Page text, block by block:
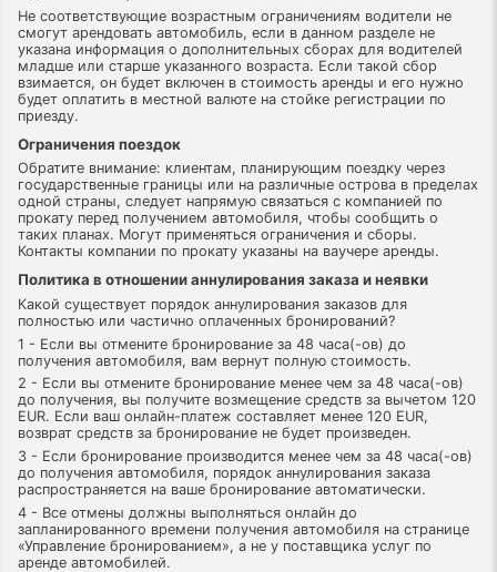
Не соответствующие возрастным ограничениям водители не
смогут арендовать автомобиль, если в данном разделе не
указана информация о дополнительных сборах для водителей
младше или старше указанного возраста. Если такой сбор
взимается, он будет включен в стоимость аренды и его нужно
будет оплатить в местной валюте на стойке регистрации по
приезду.
Ограничения поездок
Обратите внимание: клиентам, планирующим поездку через
государственные границы или на различные острова в пределах
одной страны, следует напрямую связаться с компанией по
прокату перед получением автомобиля, чтобы сообщить о
таких планах. Могут применяться ограничения и сборы.
Контакты компании по прокату указаны на ваучере аренды.
Политика в отношении аннулирования заказа и неявки
Какой существует порядок аннулирования заказов для
полностью или частично оплаченных бронирований?
1 - Если вы отмените бронирование за 48 часа(-ов) до
получения автомобиля, вам вернут полную стоимость.
2 - Если вы отмените бронирование менее чем за 48 часа(-ов)
до получения, вы получите возмещение средств за вычетом 120
EUR. Если ваш онлайн-платеж составляет менее 120 EUR,
возврат средств за бронирование не будет произведен.
3 - Если бронирование производится менее чем за 48 часа(-ов)
до получения автомобиля, порядок аннулирования заказа
распространяется на ваше бронирование автоматически.
4 - Все отмены должны выполняться онлайн до
запланированного времени получения автомобиля на странице
«Управление бронированием», а не у поставщика услуг по
аренде автомобилей.